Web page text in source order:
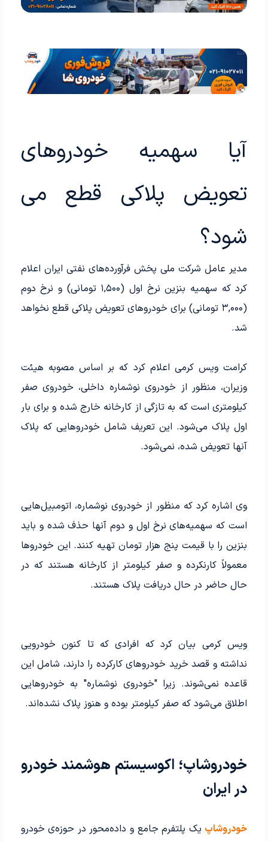
آیا سهمیه خودروهای
تعویض پلاکی قطع می
شود؟
مدیر عامل شرکت ملی پخش فرآورده‌های نفتی ایران اعلام
کرد که سهمیه بنزین نرخ اول (۱,۵۰۰ تومانی) و نرخ دوم
(۳,۰۰۰ تومانی) برای خودروهای تعویض پلاکی قطع نخواهد
شد.
کرامت ویس کرمی اعلام کرد که بر اساس مصوبه هیئت
وزیران، منظور از خودروی نوشماره داخلی، خودروی صفر
کیلومتری است که به تازگی از کارخانه خارج شده و برای بار
اول پلاک می‌شود. این تعریف شامل خودروهایی که پلاک
آنها تعویض شده، نمی‌شود.
وی اشاره کرد که منظور از خودروی نوشماره، اتومبیل‌هایی
است که سهمیه‌های نرخ اول و دوم آنها حذف شده و باید
بنزین را با قیمت پنج هزار تومان تهیه کنند. این خودروها
معمولاً کارنکرده و صفر کیلومتر از کارخانه هستند که در
حال حاضر در حال دریافت پلاک هستند.
ویس کرمی بیان کرد که افرادی که تا کنون خودرویی
نداشته و قصد خرید خودروهای کارکرده را دارند، شامل این
قاعده نمی‌شوند. زیرا "خودروی نوشماره" به خودروهایی
اطلاق می‌شود که صفر کیلومتر بوده و هنوز پلاک نشده‌اند.
خودروشاپ؛ اکوسیستم هوشمند خودرو
در ایران
خودروشاپ یک پلتفرم جامع و داده‌محور در حوزه‌ی خودرو